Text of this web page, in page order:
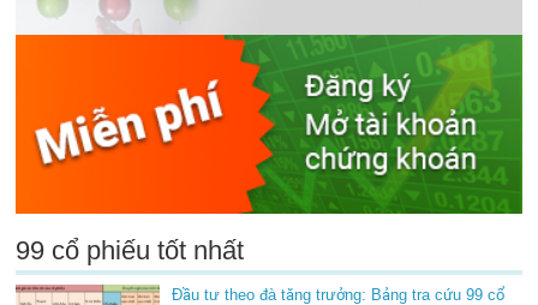
99 cổ phiếu tốt nhất
Đầu tư theo đà tăng trưởng: Bảng tra cứu 99 cổ